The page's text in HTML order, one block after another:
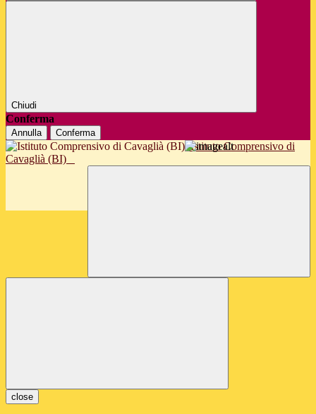
Chiudi
Conferma
Annulla Conferma
Istituto Comprensivo di
Cavaglià (BI)
close